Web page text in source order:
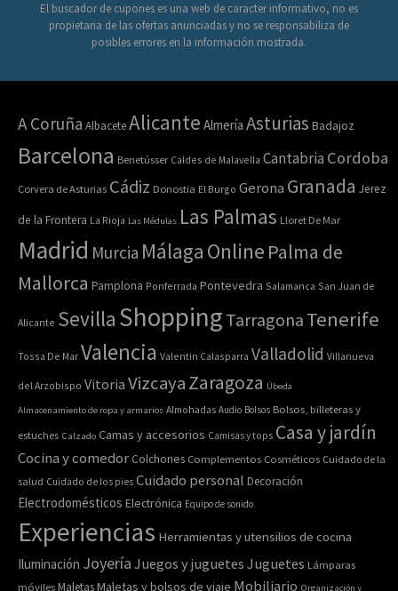
El buscador de cupones es una web de caracter informativo, no es
propietaria de las ofertas anunciadas y no se responsabiliza de
posibles errores en la información mostrada.
A Coruña AlbaceteAlicante Almería Asturias Badajoz
Barcelona Benetússer Caldes de Malavella Cantabria Cordoba
Corvera de Asturias Cádiz Donostia El Burgo Gerona Granada Jerez
de la Frontera La Rioja Las Médulas Las Palmas Lloret De Mar
Madrid Murcia Málaga Online Palma de
Mallorca Pamplona Ponferrada Pontevedra Salamanca San Juan de
Alicante Sevilla Shopping Tarragona Tenerife
Tossa De Mar Valencia Valentin Calasparra Valladolid Villanueva
del Arzobispo Vitoria VizcayaZaragoza Úbeda
Almacenamiento de ropa y armarios Almohadas Audio Bolsos Bolsos, billeteras y
estuches Calzado Camas y accesorios Camisas y tops Casa y jardín
Cocina y comedor Colchones Complementos Cosméticos Cuidado de la
salud Cuidado de los pies Cuidado personal Decoración
Electrodomésticos Electrónica Equipo de sonido
Experiencias Herramientas y utensilios de cocina
Iluminación Joyería Juegos y juguetes Juguetes Lámparas
móviles MaletasMaletas y bolsos de viaje Mobiliario Organización y